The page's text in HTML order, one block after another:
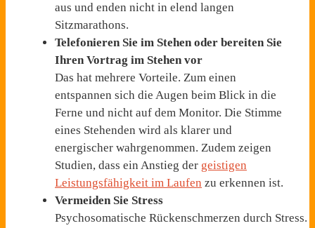
aus und enden nicht in elend langen
Sitzmarathons.
Telefonieren Sie im Stehen oder bereiten Sie
Ihren Vortrag im Stehen vor
Das hat mehrere Vorteile. Zum einen
entspannen sich die Augen beim Blick in die
Ferne und nicht auf dem Monitor. Die Stimme
eines Stehenden wird als klarer und
energischer wahrgenommen. Zudem zeigen
Studien, dass ein Anstieg der geistigen
Leistungsfähigkeit im Laufen zu erkennen ist.
Vermeiden Sie Stress
Psychosomatische Rückenschmerzen durch Stress.